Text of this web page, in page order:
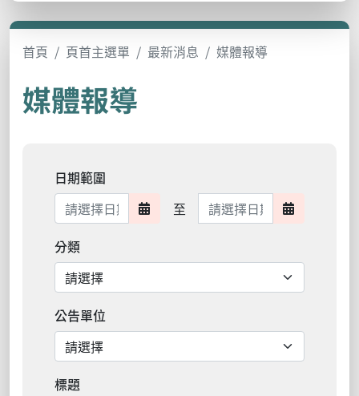
首頁 頁首主選單 最新消息 媒體報導
媒體報導
日期範圍
日期範圍開始
至 日期範圍結束 日期範圍
分類
公告單位
標題